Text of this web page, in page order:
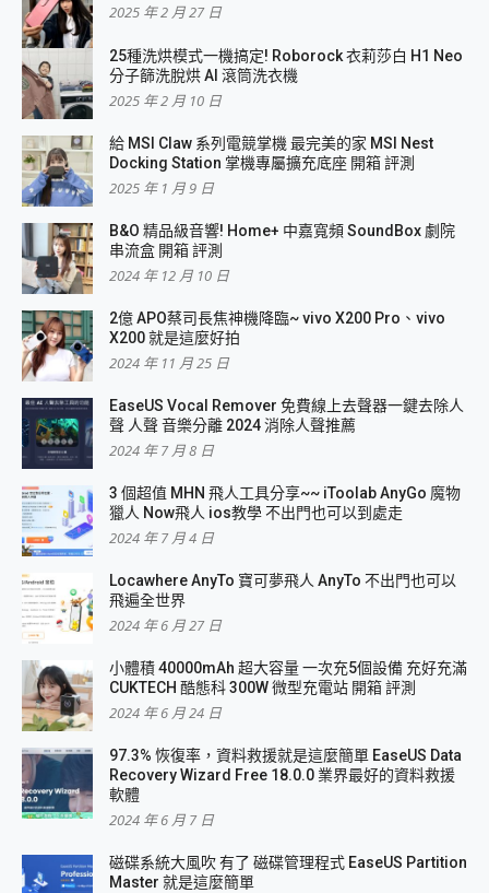
2025 年 2 月 27 日
25種洗烘模式一機搞定! Roborock 衣莉莎白 H1 Neo
分子篩洗脫烘 AI 滾筒洗衣機
2025 年 2 月 10 日
給 MSI Claw 系列電競掌機 最完美的家 MSI Nest
Docking Station 掌機專屬擴充底座 開箱 評測
2025 年 1 月 9 日
B&O 精品級音響! Home+ 中嘉寬頻 SoundBox 劇院
串流盒 開箱 評測
2024 年 12 月 10 日
2億 APO蔡司長焦神機降臨~ vivo X200 Pro、vivo
X200 就是這麼好拍
2024 年 11 月 25 日
EaseUS Vocal Remover 免費線上去聲器一鍵去除人
聲 人聲 音樂分離 2024 消除人聲推薦
2024 年 7 月 8 日
3 個超值 MHN 飛人工具分享~~ iToolab AnyGo 魔物
獵人 Now飛人 ios教學 不出門也可以到處走
2024 年 7 月 4 日
Locawhere AnyTo 寶可夢飛人 AnyTo 不出門也可以
飛遍全世界
2024 年 6 月 27 日
小體積 40000mAh 超大容量 一次充5個設備 充好充滿
CUKTECH 酷態科 300W 微型充電站 開箱 評測
2024 年 6 月 24 日
97.3% 恢復率，資料救援就是這麼簡單 EaseUS Data
Recovery Wizard Free 18.0.0 業界最好的資料救援
軟體
2024 年 6 月 7 日
磁碟系統大風吹 有了 磁碟管理程式 EaseUS Partition
Master 就是這麼簡單